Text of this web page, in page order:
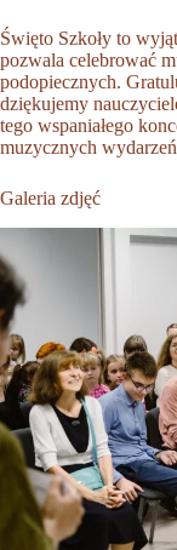
Święto Szkoły to
pozwala celebrować
podopiecznych.
dziękujemy
tego wspaniałego
muzycznych
Galeria zdjęć